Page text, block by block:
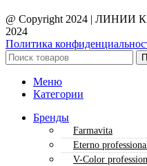
@ Copyright 2024 | ЛИНИИ
2024
Политика
Меню
Категории
Бренды
Farmavita
Eterno
V-Color